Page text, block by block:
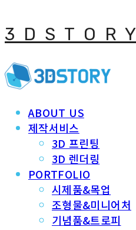
3DSTORY
ABOUT US
제작서비스
3D 프린팅
3D 렌더링
PORTFOLIO
시제품&목업
조형물&미니어처
기념품&트로피